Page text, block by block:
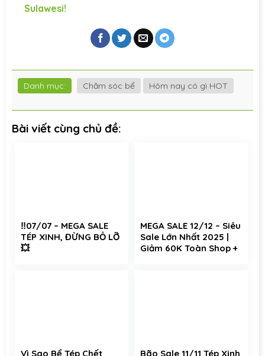
Sulawesi!
Danh mục: Chăm sóc bể Hôm nay có gì HOT
Bài viết cùng chủ đề:
‼️07/07 – MEGA SALE
TÉP XINH, ĐỪNG BỎ LỠ
💥
MEGA SALE 12/12 – Siêu
Sale Lớn Nhất 2025 |
Giảm 60K Toàn Shop +
Vì Sao Bể Tép Chết Bão Sale 11/11 Tép Xinh